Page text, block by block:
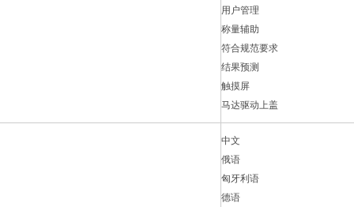
用户管理
称量辅助
符合规范要求
结果预测
触摸屏
马达驱动上盖
中文
俄语
匈牙利语
德语